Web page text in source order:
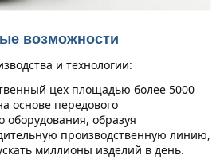
возможности
и технологии:
цех площадью более 5000
основе передового
оборудования, образуя
производственную линию,
миллионы изделий в день.